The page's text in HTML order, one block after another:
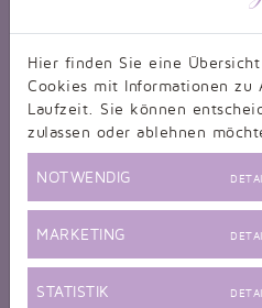
Hier finden Sie eine
Cookies mit Informationen zu
Laufzeit. Sie können
zulassen oder ablehnen
NOTWENDIG
MARKETING
STATISTIK